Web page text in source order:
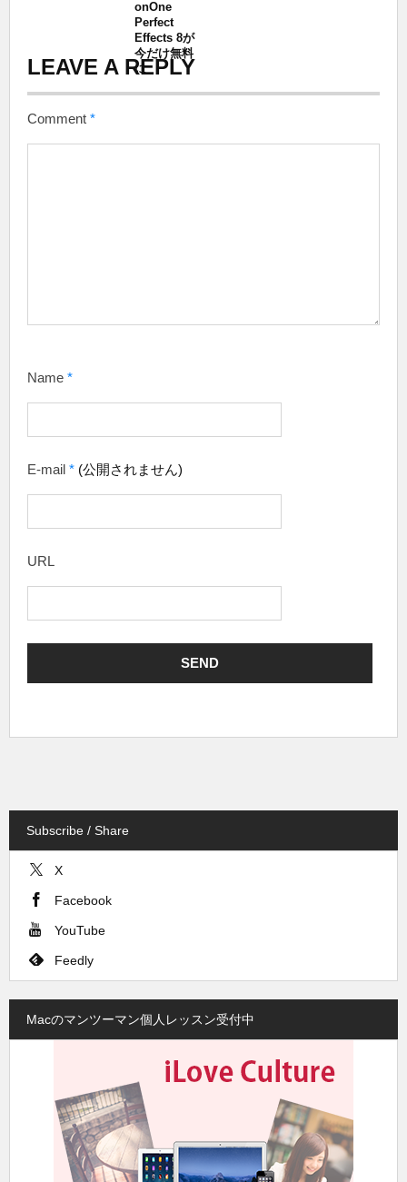
onOne
Perfect
Effects 8が
今だけ無料
に
LEAVE A REPLY
Comment *
Name *
E-mail * (公開されません)
URL
Subscribe / Share
X
Facebook
YouTube
Feedly
Macのマンツーマン個人レッスン受付中